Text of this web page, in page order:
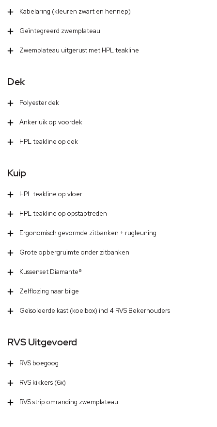
Kabelaring (kleuren zwart en hennep)
Geïntegreerd zwemplateau
Zwemplateau uitgerust met HPL teakline
Dek
Polyester dek
Ankerluik op voordek
HPL teakline op dek
Kuip
HPL teakline op vloer
HPL teakline op opstaptreden
Ergonomisch gevormde zitbanken + rugleuning
Grote opbergruimte onder zitbanken
Kussenset Diamante®
Zelflozing naar bilge
Geïsoleerde kast (koelbox) incl 4 RVS Bekerhouders
RVS Uitgevoerd
RVS boegoog
RVS kikkers (6x)
RVS strip omranding zwemplateau